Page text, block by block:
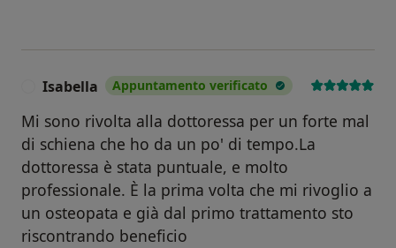
Isabella Appuntamento verificato
Mi sono rivolta alla dottoressa per un forte mal
di schiena che ho da un po' di tempo.La
dottoressa è stata puntuale, e molto
professionale. È la prima volta che mi rivoglio a
un osteopata e già dal primo trattamento sto
riscontrando beneficio